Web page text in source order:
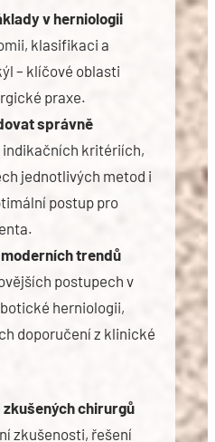
v herniologii
klasifikaci a
– klíčové oblasti
praxe.
správně
indikačních kritériích,
jednotlivých metod i
postup pro
trendů
postupech v
herniologii,
doporučení z klinické
chirurgů
zkušenosti, řešení